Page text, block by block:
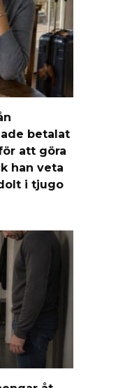
betalat
att göra
han veta
i tjugo